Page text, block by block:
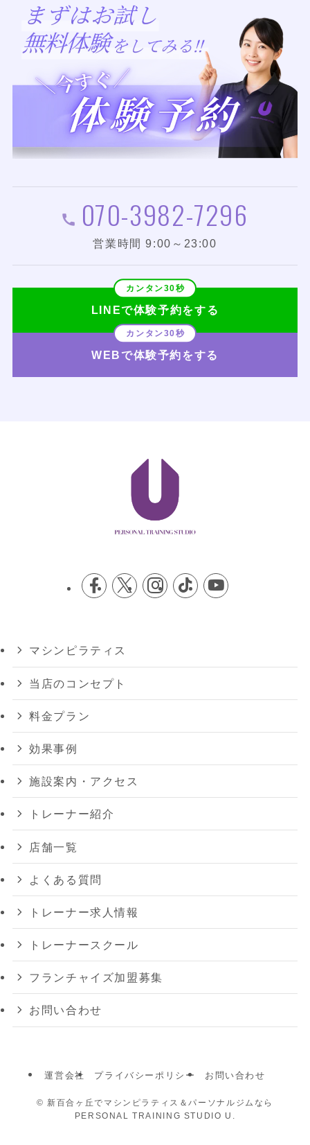
070-3982-7296
営業時間 9:00～23:00
LINEで体験予約をする
WEBで体験予約をする
マシンピラティス
当店のコンセプト
料金プラン
効果事例
施設案内・アクセス
トレーナー紹介
店舗一覧
よくある質問
トレーナー求人情報
トレーナースクール
フランチャイズ加盟募集
お問い合わせ
運営会社 プライバシーポリシー お問い合わせ
© 新百合ヶ丘でマシンピラティス＆パーソナルジムなら
PERSONAL TRAINING STUDIO U.